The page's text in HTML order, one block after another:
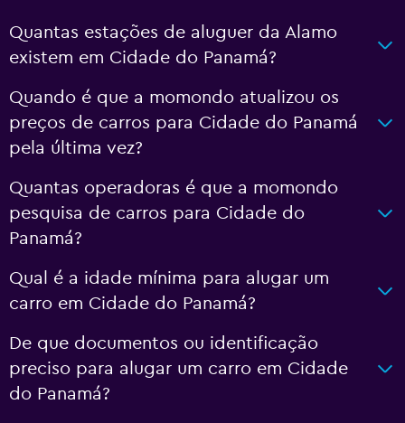
Quantas estações de aluguer da Alamo
existem em Cidade do Panamá?
Quando é que a momondo atualizou os
preços de carros para Cidade do Panamá
pela última vez?
Quantas operadoras é que a momondo
pesquisa de carros para Cidade do
Panamá?
Qual é a idade mínima para alugar um
carro em Cidade do Panamá?
De que documentos ou identificação
preciso para alugar um carro em Cidade
do Panamá?